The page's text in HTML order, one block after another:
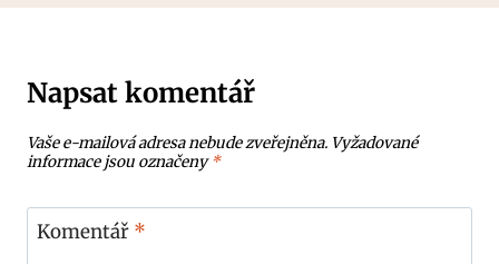
Napsat komentář
Vaše e-mailová adresa nebude zveřejněna. Vyžadované
informace jsou označeny*
Komentář *